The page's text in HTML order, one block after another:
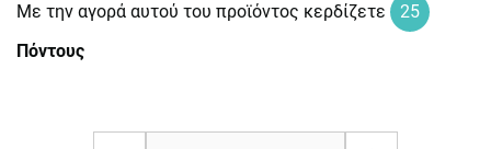
Με την αγορά αυτού του προϊόντος κερδίζετε
25
Πόντους